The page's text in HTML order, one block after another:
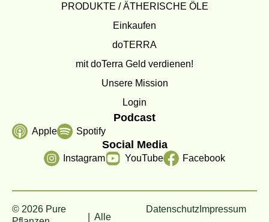
PRODUKTE / ÄTHERISCHE ÖLE
Einkaufen
doTERRA
mit doTerra Geld verdienen!
Unsere Mission
Login
Podcast
Apple Spotify
Social Media
Instagram YouTube Facebook
© 2026 Pure
| Alle
Datenschutz Impressum